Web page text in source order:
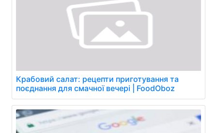
Крабовий салат: рецепти приготування та
поєднання для смачної вечері | FoodOboz